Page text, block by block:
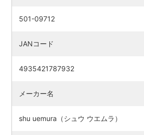
501-09712
JANコード
4935421787932
メーカー名
shu uemura（シュウ ウエムラ）